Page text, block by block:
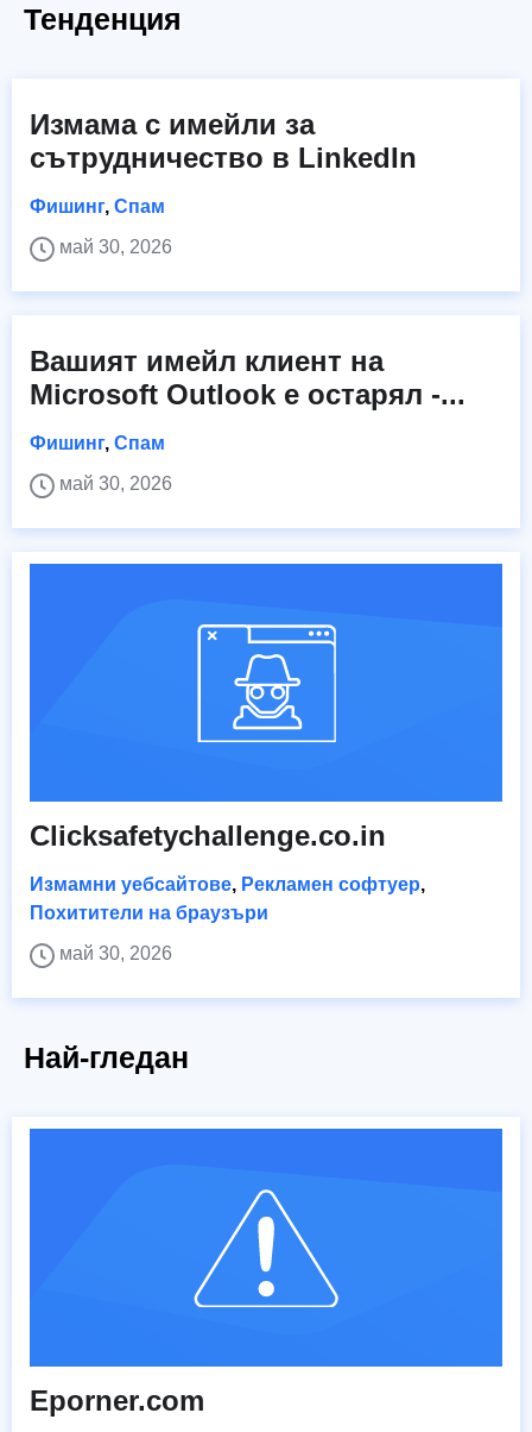
Тенденция
Измама с имейли за
сътрудничество в LinkedIn
Фишинг, Спам
май 30, 2026
Вашият имейл клиент на
Microsoft Outlook е остарял -...
Фишинг, Спам
май 30, 2026
Clicksafetychallenge.co.in
Измамни уебсайтове, Рекламен софтуер,
Похитители на браузъри
май 30, 2026
Най-гледан
Eporner.com